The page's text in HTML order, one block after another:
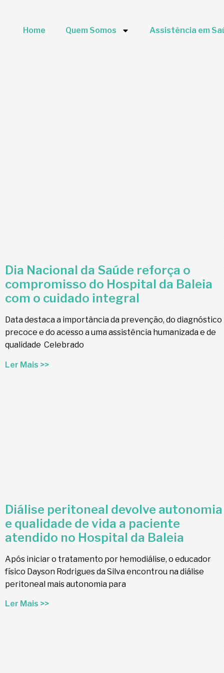
Home Quem Somos Assistência em
Dia Nacional da Saúde reforça o
compromisso do Hospital da Baleia
com o cuidado integral
Data destaca a importância da prevenção, do diagnóstico
precoce e do acesso a uma assistência humanizada e de
qualidade Celebrado
Ler Mais >>
Diálise peritoneal devolve autonomia
e qualidade de vida a paciente
atendido no Hospital da Baleia
Após iniciar o tratamento por hemodiálise, o educador
físico Dayson Rodrigues da Silva encontrou na diálise
peritoneal mais autonomia para
Ler Mais >>